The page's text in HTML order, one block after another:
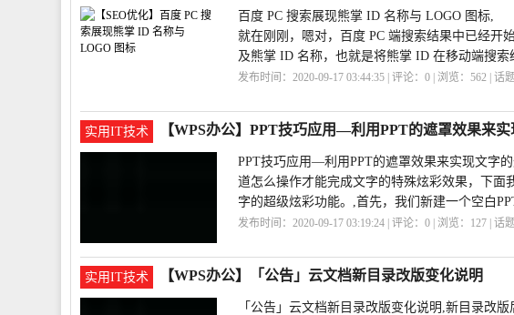
百度 PC 搜索展现熊掌 ID 名称与 LOGO 图标,
就在刚刚，嗯对，百度 PC 端搜索结果中已经开
及熊掌 ID 名称，也就是将熊掌 ID 在移动端搜索
发布时间：2020-09-17 03:44:35 | 评论：0 | 浏览：562 | 话
实用IT技术 【WPS办公】PPT技巧应用—利用PPT的遮罩效果来
PPT技巧应用—利用PPT的遮罩效果来实现文字
道怎么操作才能完成文字的特殊炫彩效果，下面
字的超级炫彩功能。,首先，我们新建一个空白
发布时间：2020-09-17 03:19:24 | 评论：0 | 浏览： 127 | 话
实用IT技术 【WPS办公】「公告」云文档新目录改版变化说明
「公告」云文档新目录改版变化说明,新目录改